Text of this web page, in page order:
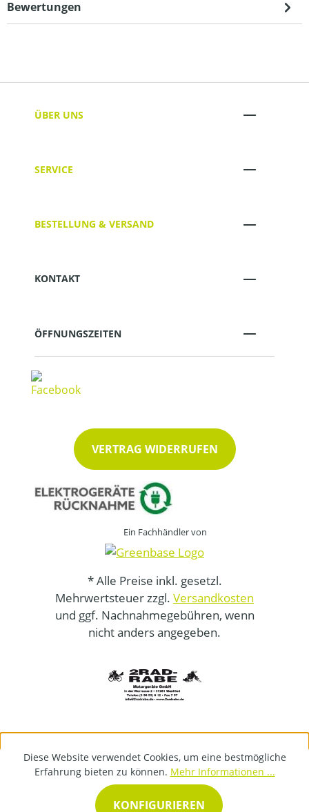
Bewertungen
ÜBER UNS
SERVICE
BESTELLUNG & VERSAND
KONTAKT
ÖFFNUNGSZEITEN
VERTRAG WIDERRUFEN
Ein Fachhändler von
* Alle Preise inkl. gesetzl.
Mehrwertsteuer zzgl. Versandkosten
und ggf. Nachnahmegebühren, wenn
nicht anders angegeben.
Diese Website verwendet Cookies, um eine bestmögliche
Erfahrung bieten zu können. Mehr Informationen ...
KONFIGURIEREN